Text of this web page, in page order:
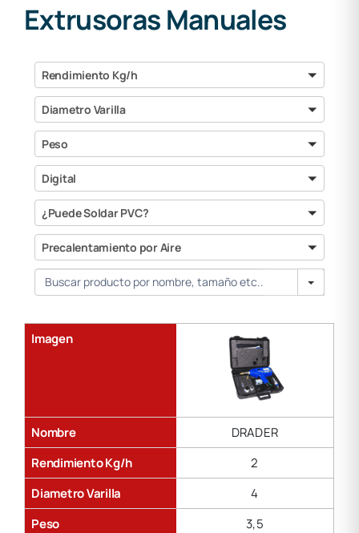
Extrusoras Manuales
Rendimiento
Kg/h
Rendimiento Kg/h
Diametro
Varilla
Diametro Varilla
Peso
Peso
Digital
Digital
¿Puede
Soldar
PVC?
¿Puede Soldar PVC?
Precalentamiento
por
Aire
Precalentamiento por Aire
Search
Imagen
Nombre
DRADER
Rendimiento Kg/h
2
Diametro Varilla
4
Peso
3,5